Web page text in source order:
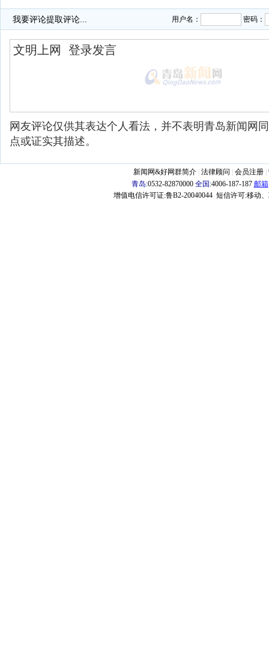
我要评论提取评论... 用户名： 密码：
网友评论仅供其表达个人看法，并不表明青岛新闻网
点或证实其描述。